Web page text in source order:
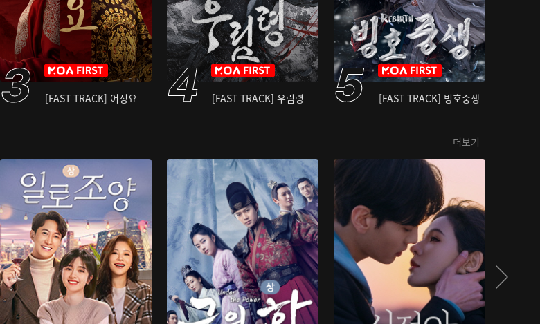
[FAST TRACK] 어정요 [FAST TRACK] 우림령 [FAST TRACK] 빙호중생
더보기